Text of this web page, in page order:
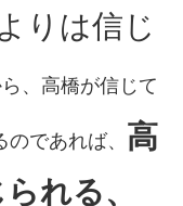
りは信じ
、高橋が信じて
であれば、 高
れる、